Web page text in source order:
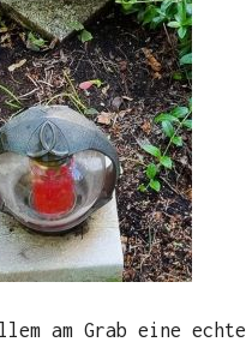
am Grab eine echte